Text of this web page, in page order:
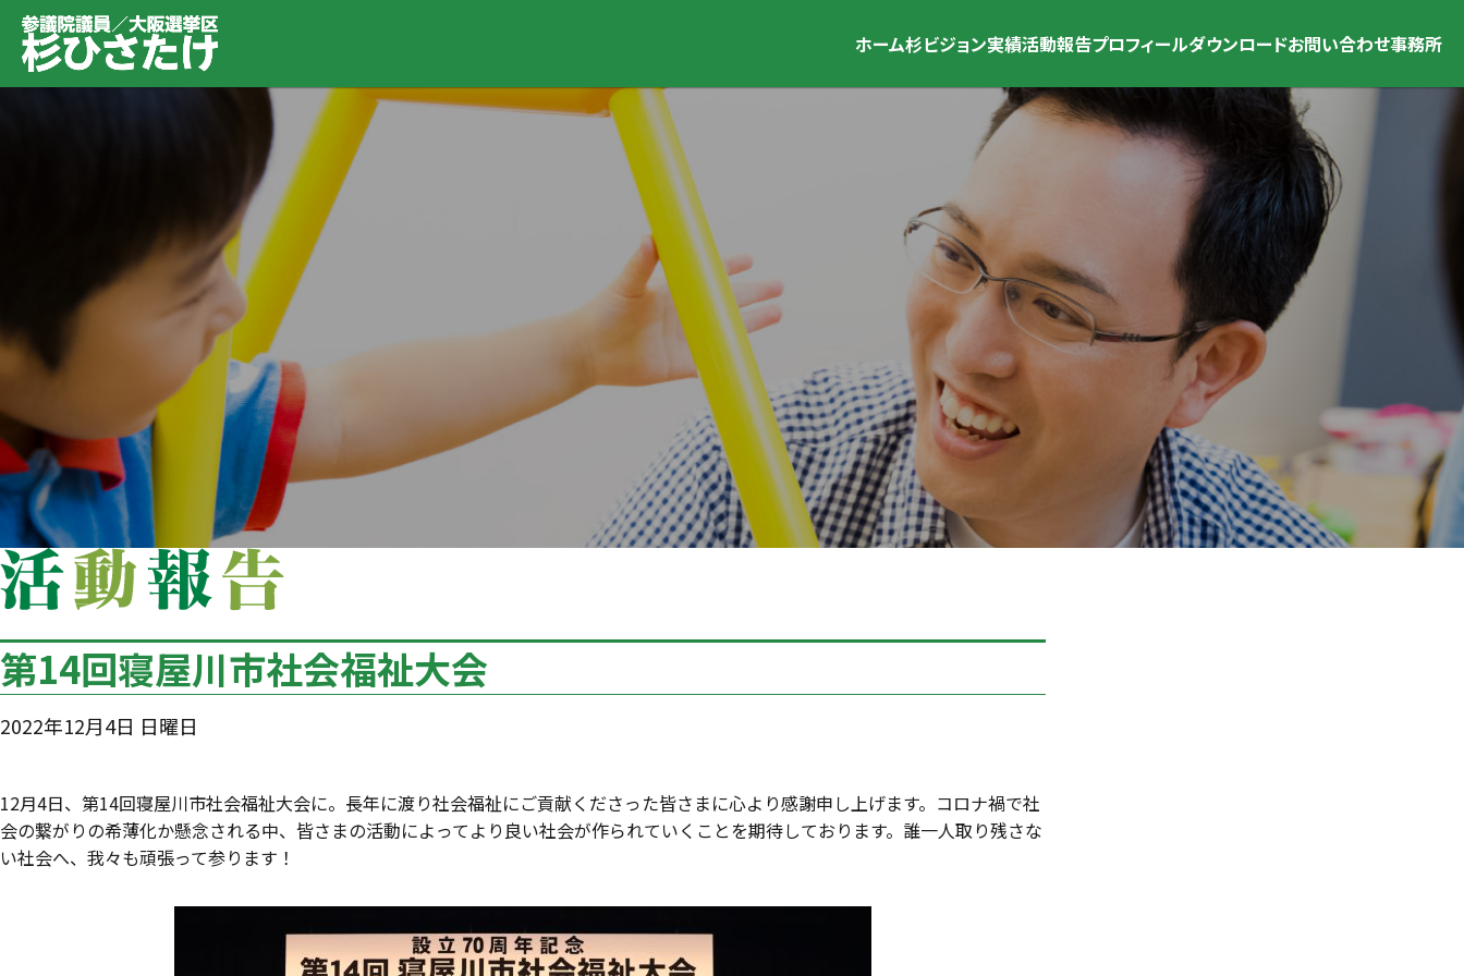
ホーム杉ビジョン実績活動報告プロフィールダウンロードお問い合わせ事務所
第14回寝屋川市社会福祉大会
2022年12月4日 日曜日
12月4日、第14回寝屋川市社会福祉大会に。長年に渡り社会福祉にご貢献くださった皆さまに心より感謝申し上げます。コロナ禍で社
会の繋がりの希薄化か懸念される中、皆さまの活動によってより良い社会が作られていくことを期待しております。誰一人取り残さな
い社会へ、我々も頑張って参ります！